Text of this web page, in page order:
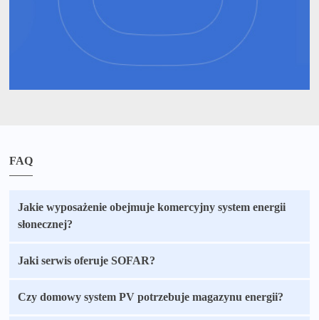
FAQ
Jakie wyposażenie obejmuje komercyjny system energii
słonecznej?
Jaki serwis oferuje SOFAR?
Czy domowy system PV potrzebuje magazynu energii?